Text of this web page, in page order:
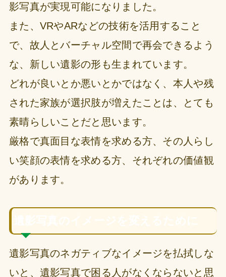
影写真が実現可能になりました。
また、VRやARなどの技術を活用すること
で、故人とバーチャル空間で再会できるよう
な、新しい遺影の形も生まれています。
どれが良いとか悪いとかではなく、本人や残
された家族が選択肢が増えたことは、とても
素晴らしいことだと思います。
厳格で真面目な表情を求める方、その人らし
い笑顔の表情を求める方、それぞれの価値観
があります。
遺影写真のネガティブなイメージを払拭しな
いと、遺影写真で困る人がなくならないと思